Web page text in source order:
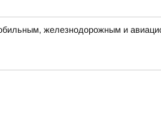
железнодорожным и